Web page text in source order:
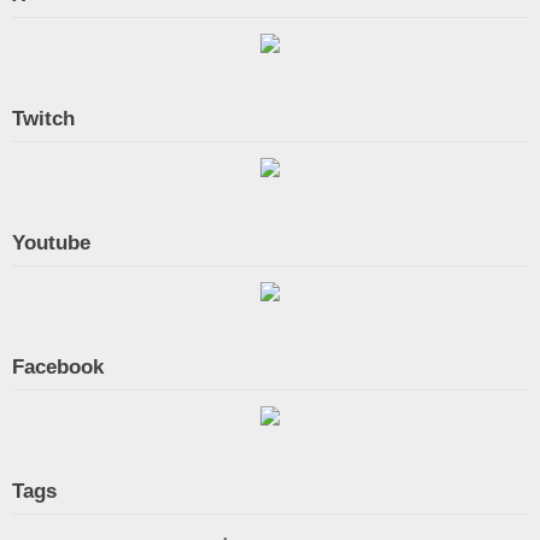
Twitch
Youtube
Facebook
Tags